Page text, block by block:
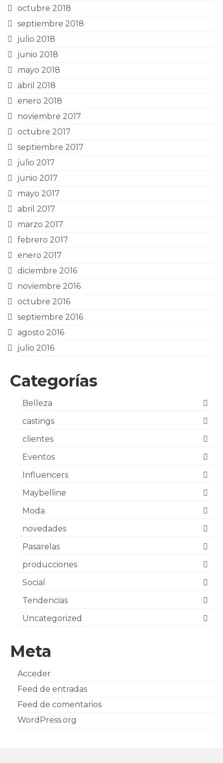
octubre 2018
septiembre 2018
julio 2018
junio 2018
mayo 2018
abril 2018
enero 2018
noviembre 2017
octubre 2017
septiembre 2017
julio 2017
junio 2017
mayo 2017
abril 2017
marzo 2017
febrero 2017
enero 2017
diciembre 2016
noviembre 2016
octubre 2016
septiembre 2016
agosto 2016
julio 2016
Categorías
Belleza
castings
clientes
Eventos
Influencers
Maybelline
Moda
novedades
Pasarelas
producciones
Social
Tendencias
Uncategorized
Meta
Acceder
Feed de entradas
Feed de comentarios
WordPress.org